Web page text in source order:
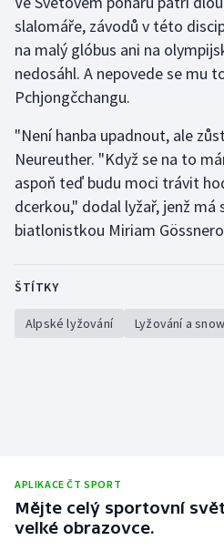
Házená
Jezdectví
Judo
Krasobruslení
Lezení
Lyže a snowboard
Motorsport
Plážový volejbal
Ragby
slalomáře, závodů v této
na malý glóbus ani na
nedosáhl. A nepovede se mu
Pchjongčchangu.
"Není hanba upadnout, ale
Neureuther. "Když se na to
aspoň teď budu moci trávit
dcerkou," dodal lyžař, jenž má
biatlonistkou Miriam
ŠTÍTKY
Alpské lyžování Lyžování a
APLIKACE ČT SPORT
Mějte celý sportovní
velké obrazovce.